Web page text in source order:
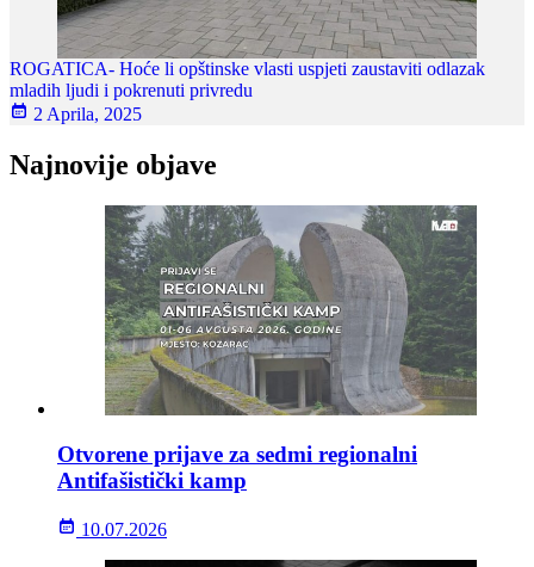
ROGATICA- Hoće li opštinske vlasti uspjeti zaustaviti odlazak
mladih ljudi i pokrenuti privredu
2 Aprila, 2025
Najnovije objave
Otvorene prijave za sedmi regionalni
Antifašistički kamp
10.07.2026